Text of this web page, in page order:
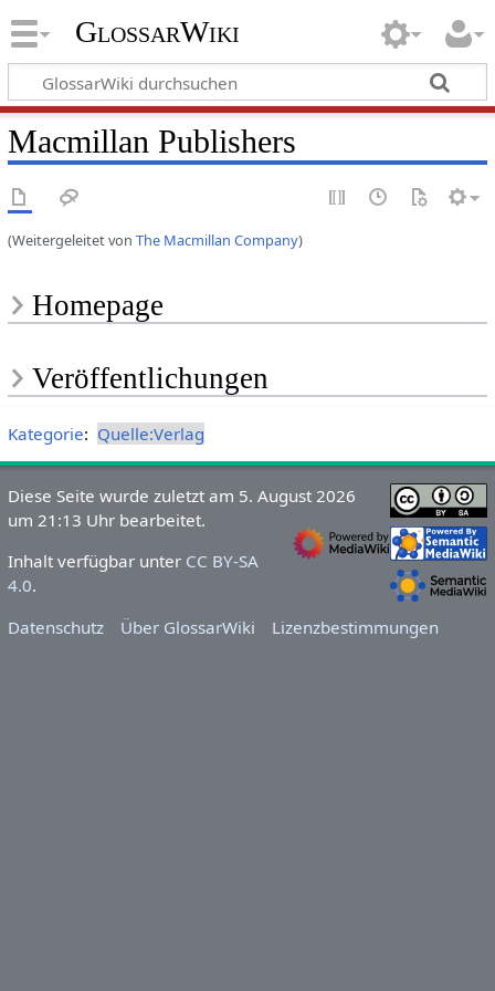
GlossarWiki
Macmillan Publishers
(Weitergeleitet von The Macmillan Company)
Homepage
Veröffentlichungen
Kategorie: Quelle:Verlag
Diese Seite wurde zuletzt am 5. August 2026
um 21:13 Uhr bearbeitet.
Inhalt verfügbar unter CC BY-SA
4.0.
Datenschutz
Über GlossarWiki Lizenzbestimmungen